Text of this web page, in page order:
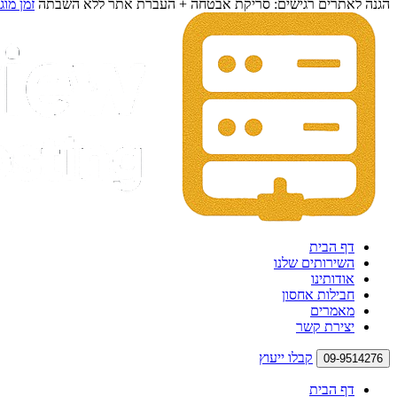
הגנה לאתרים רגישים: סריקת אבטחה + העברת אתר ללא השבתה זמן
דף הבית
השירותים שלנו
אודותינו
חבילות אחסון
מאמרים
יצירת קשר
09-9514276 קבלו ייעוץ
דף הבית